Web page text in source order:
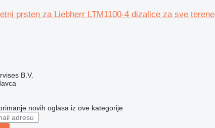
prsten za Liebherr LTM1100-4 dizalice za sve terene
B.V.
novih oglasa iz ove kategorije